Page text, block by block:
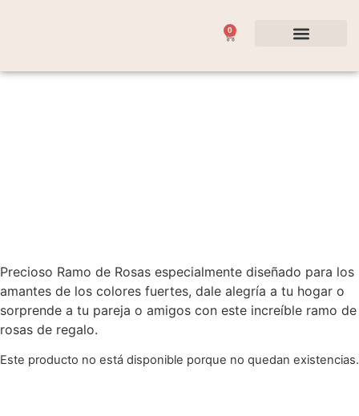
0
Precioso Ramo de Rosas especialmente diseñado para los
amantes de los colores fuertes, dale alegría a tu hogar o
sorprende a tu pareja o amigos con este increíble ramo de
rosas de regalo.
Este producto no está disponible porque no quedan existencias.